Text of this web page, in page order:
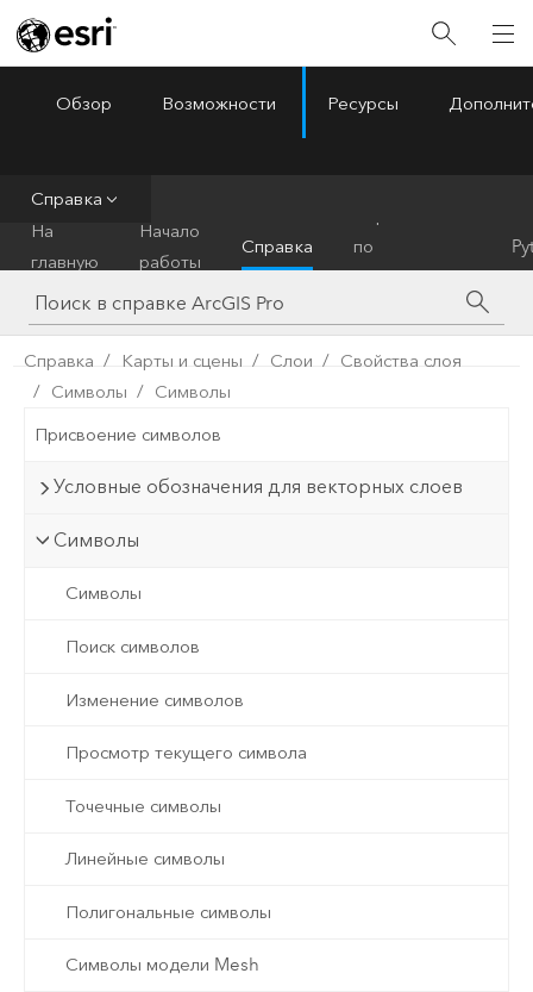
ArcGIS Pro
Обзор Возможности Ресурсы
Справка
На
главную
Начало
работы
Справка
по
инструментам
Справка Карты и сцены Слои
Свойства слоя
Символы
Символы
Присвоение символов
Условные обозначения для векторных слоев
Символы
Символы
Поиск символов
Изменение символов
Просмотр текущего символа
Точечные символы
Линейные символы
Полигональные символы
Символы модели Mesh